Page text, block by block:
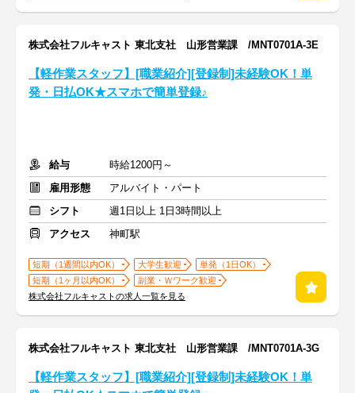
株式会社フルキャスト 東北支社 山形営業課 /MNT0701A-3E
【軽作業スタッフ】[職業紹介][登録制]未経験OK！単
発・日払OK★スマホで簡単登録♪
給与
時給1200円～
雇用形態
アルバイト・パート
シフト
週1日以上 1日3時間以上
アクセス
神町駅
短期（1週間以内OK） 大学生歓迎
単発（1日OK）
短期（1ヶ月以内OK）
副業・Ｗワーク歓迎
株式会社フルキャストの求人一覧を見る
株式会社フルキャスト 東北支社 山形営業課 /MNT0701A-3G
【軽作業スタッフ】[職業紹介][登録制]未経験OK！単